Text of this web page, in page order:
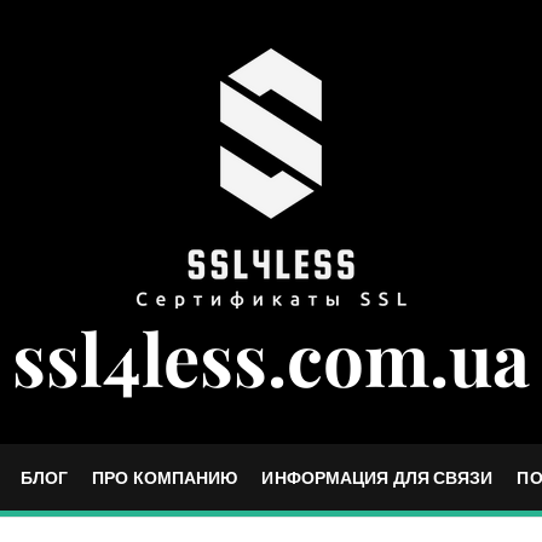
ssl4less.com.ua
БЛОГ ПРО КОМПАНИЮ ИНФОРМАЦИЯ ДЛЯ СВЯЗИ